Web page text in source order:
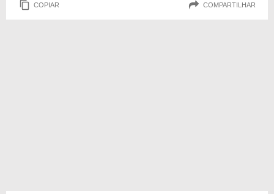
COPIAR COMPARTILHAR